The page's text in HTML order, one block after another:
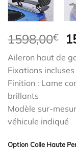
1598,00€
Aileron haut de
Fixations incluses
Finition : Lame
brillants
Modèle sur-
véhicule indiqué
Option Colle Haute